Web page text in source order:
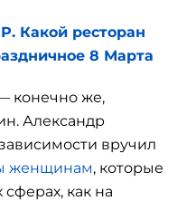
Какой ресторан
8 Марта
конечно же,
Александр
вручил
женщинам, которые
как на